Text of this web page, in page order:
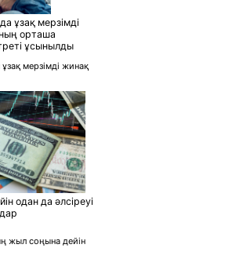
ұзақ мерзімді
орташа
ұсынылды
мерзімді жинақ
одан да әлсіреуі
жыл соңына дейін